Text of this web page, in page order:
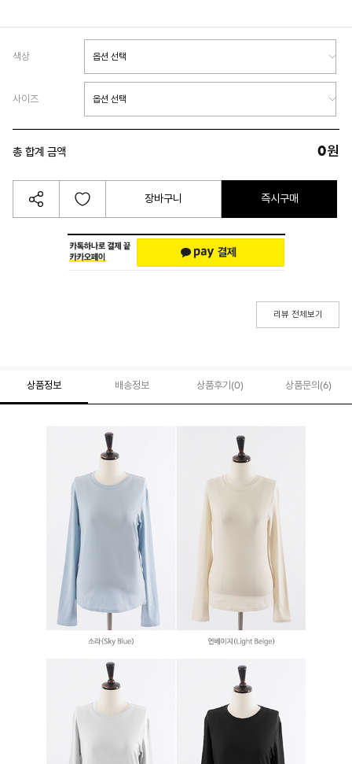
색상
사이즈
총 합계 금액 0원
장바구니 즉시구매
리뷰 전체보기
상품정보 배송정보 상품후기(0) 상품문의 (6)